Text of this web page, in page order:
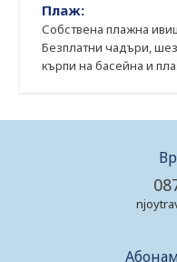
Плаж:
Собствена плажна
Безплатни чадъри,
кърпи на басейна и